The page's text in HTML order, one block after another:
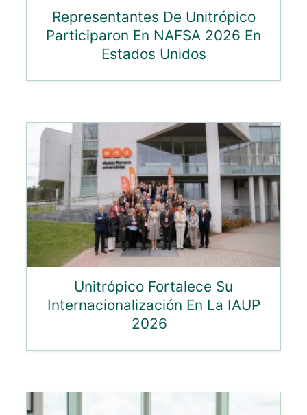
Representantes De Unitrópico
Participaron En NAFSA 2026 En
Estados Unidos
Unitrópico Fortalece Su
Internacionalización En La IAUP
2026